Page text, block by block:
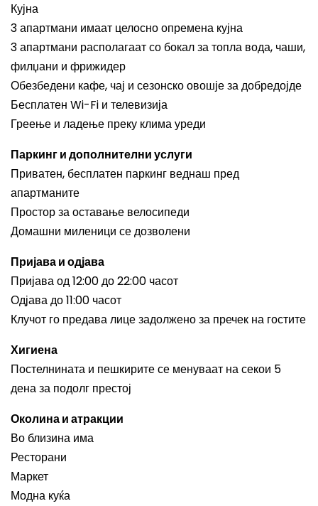
Кујна
3 апартмани имаат целосно опремена кујна
3 апартмани располагаат со бокал за топла вода, чаши,
филџани и фрижидер
Обезбедени кафе, чај и сезонско овошје за добредојде
Бесплатен Wi-Fi и телевизија
Греење и ладење преку клима уреди
Паркинг и дополнителни услуги
Приватен, бесплатен паркинг веднаш пред
апартманите
Простор за оставање велосипеди
Домашни миленици се дозволени
Пријава и одјава
Пријава од 12:00 до 22:00 часот
Одјава до 11:00 часот
Клучот го предава лице задолжено за пречек на гостите
Хигиена
Постелнината и пешкирите се менуваат на секои 5
дена за подолг престој
Околина и атракции
Во близина има
Ресторани
Маркет
Модна куќа